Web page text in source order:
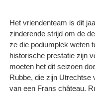
Het vriendenteam is dit
zinderende strijd om de
ze die podiumplek weten
historische prestatie zijn
moeten het dit seizoen
Rubbe, die zijn Utrechtse
van een Frans château.